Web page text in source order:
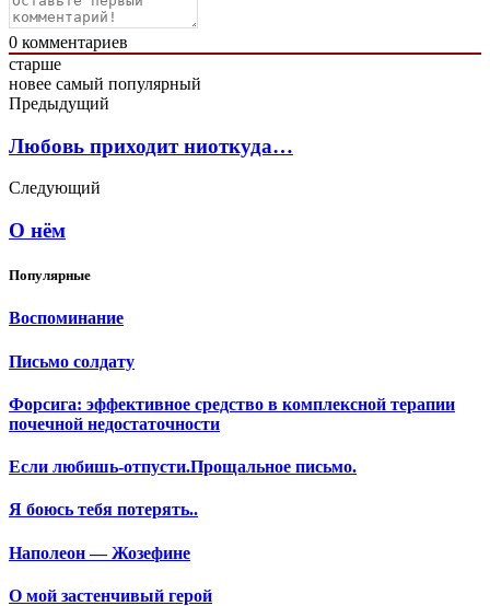
0 комментариев
старше
новее самый популярный
Предыдущий
Любовь приходит ниоткуда…
Следующий
О нём
Популярные
Воспоминание
Письмо солдату
Форсига: эффективное средство в комплексной терапии
почечной недостаточности
Если любишь-отпусти.Прощальное письмо.
Я боюсь тебя потерять..
Наполеон — Жозефине
О мой застенчивый герой